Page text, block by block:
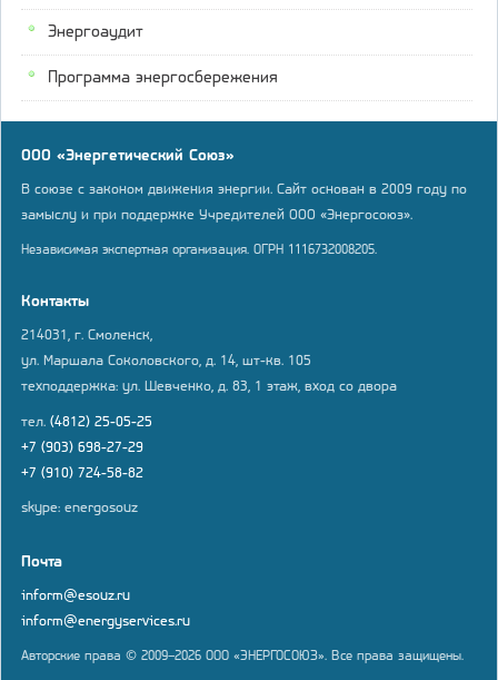
Энергоаудит
Программа энергосбережения
ООО «Энергетический Союз»
В союзе с законом движения энергии. Сайт основан в 2009 году по
замыслу и при поддержке Учредителей ООО «Энергосоюз».
Независимая экспертная организация. ОГРН 1116732008205.
Контакты
214031, г. Смоленск,
ул. Маршала Соколовского, д. 14, шт-кв. 105
техподдержка: ул. Шевченко, д. 83, 1 этаж, вход со двора
тел. (4812) 25-05-25
+7 (903) 698-27-29
+7 (910) 724-58-82
skype: energosouz
Почта
inform@esouz.ru
inform@energyservices.ru
Авторские права © 2009–2026 ООО «ЭНЕРГОСОЮЗ». Все права защищены.